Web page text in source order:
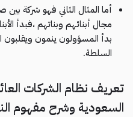
أما المثال الثاني فهو شركة
مجال أبنائهم وبناتهم ،فبدأ
بدأ المسؤولون ينمون
السلطة.
تعريف نظام الشركات
السعودية وشرح مفهوم